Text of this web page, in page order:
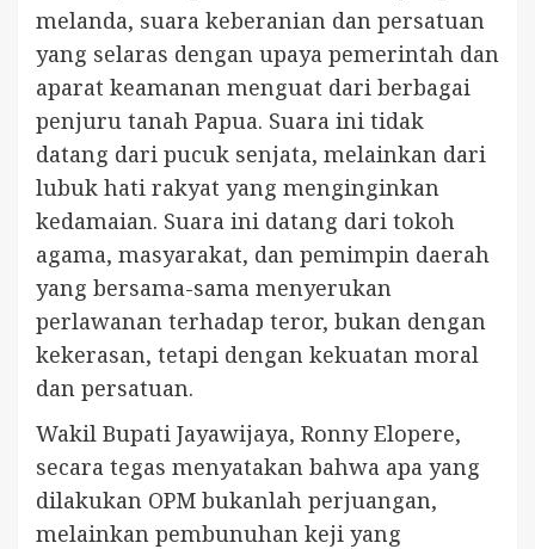
melanda, suara keberanian dan persatuan
yang selaras dengan upaya pemerintah dan
aparat keamanan menguat dari berbagai
penjuru tanah Papua. Suara ini tidak
datang dari pucuk senjata, melainkan dari
lubuk hati rakyat yang menginginkan
kedamaian. Suara ini datang dari tokoh
agama, masyarakat, dan pemimpin daerah
yang bersama-sama menyerukan
perlawanan terhadap teror, bukan dengan
kekerasan, tetapi dengan kekuatan moral
dan persatuan.
Wakil Bupati Jayawijaya, Ronny Elopere,
secara tegas menyatakan bahwa apa yang
dilakukan OPM bukanlah perjuangan,
melainkan pembunuhan keji yang